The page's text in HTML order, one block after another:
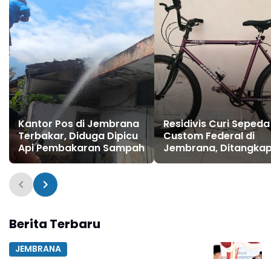
Kantor Pos di Jembrana
Terbakar, Diduga Dipicu
Api Pembakaran Sampah
Residivis Curi Sepeda
Custom Federal di
Jembrana,
Polisi Kurang dari
Berita Terbaru
JEMBRANA